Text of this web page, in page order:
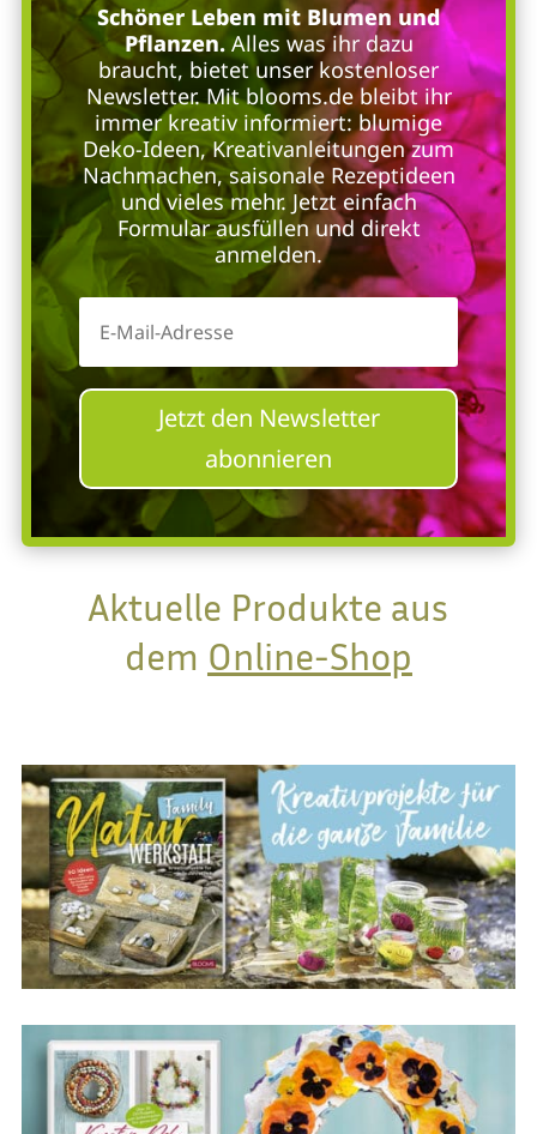
Schöner Leben mit Blumen und
Pflanzen.Alles was ihr dazu
braucht, bietet unser kostenloser
Newsletter. Mit blooms.de bleibt ihr
immer kreativ informiert: blumige
Deko-Ideen, Kreativanleitungen zum
Nachmachen, saisonale Rezeptideen
und vieles mehr. Jetzt einfach
Formular ausfüllen und direkt
anmelden.
Jetzt den Newsletter
abonnieren
Aktuelle Produkte aus
dem Online-Shop